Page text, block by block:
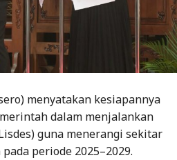
menyatakan kesiapannya
dalam menjalankan
guna menerangi sekitar
periode 2025–2029.